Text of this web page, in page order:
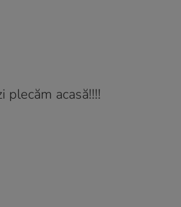
plecăm acasă!!!!